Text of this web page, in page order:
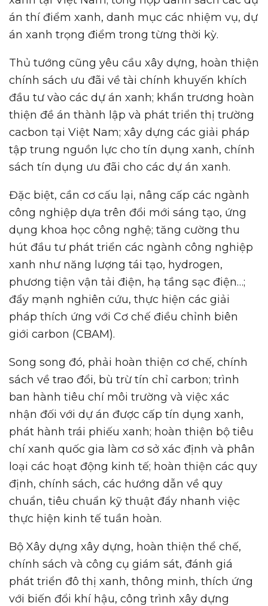
án thí điểm xanh, danh mục các nhiệm vụ, dự
án xanh trọng điểm trong từng thời kỳ.
Thủ tướng cũng yêu cầu xây dựng, hoàn thiện
chính sách ưu đãi về tài chính khuyến khích
đầu tư vào các dự án xanh; khẩn trương hoàn
thiện đề án thành lập và phát triển thị trường
cacbon tại Việt Nam; xây dựng các giải pháp
tập trung nguồn lực cho tín dụng xanh, chính
sách tín dụng ưu đãi cho các dự án xanh.
Đặc biệt, cần cơ cấu lại, nâng cấp các ngành
công nghiệp dựa trên đổi mới sáng tạo, ứng
dụng khoa học công nghệ; tăng cường thu
hút đầu tư phát triển các ngành công nghiệp
xanh như năng lượng tái tạo, hydrogen,
phương tiện vận tải điện, hạ tầng sạc điện…;
đẩy mạnh nghiên cứu, thực hiện các giải
pháp thích ứng với Cơ chế điều chỉnh biên
giới carbon (CBAM).
Song song đó, phải hoàn thiện cơ chế, chính
sách về trao đổi, bù trừ tín chỉ carbon; trình
ban hành tiêu chí môi trường và việc xác
nhận đối với dự án được cấp tín dụng xanh,
phát hành trái phiếu xanh; hoàn thiện bộ tiêu
chí xanh quốc gia làm cơ sở xác định và phân
loại các hoạt động kinh tế; hoàn thiện các quy
định, chính sách, các hướng dẫn về quy
chuẩn, tiêu chuẩn kỹ thuật đẩy nhanh việc
thực hiện kinh tế tuần hoàn.
Bộ Xây dựng xây dựng, hoàn thiện thể chế,
chính sách và công cụ giám sát, đánh giá
phát triển đô thị xanh, thông minh, thích ứng
với biến đổi khí hậu, công trình xây dựng